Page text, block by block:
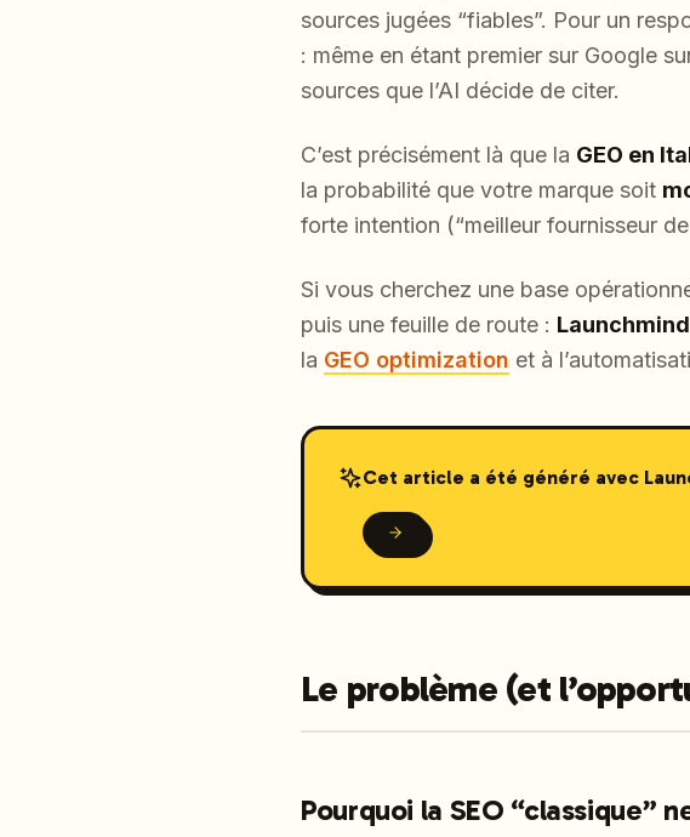
sources jugées “fiables”. Pour un
: même en étant premier sur Google
sources que l’AI décide de citer.
C’est précisément là que la GEO en
la probabilité que votre marque soit
forte intention (“meilleur fournisseur
Si vous cherchez une base
puis une feuille de route : Launchmind
la GEO optimization et à
Cet article a été généré avec
Le problème (et
Pourquoi la SEO “classique”